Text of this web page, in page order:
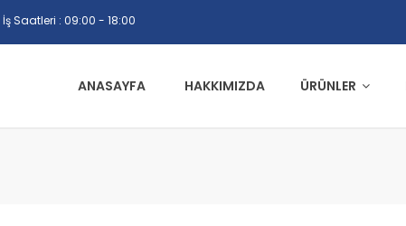
İş Saatleri : 09:00 - 18:00
ANASAYFA HAKKIMIZDA ÜRÜNLER